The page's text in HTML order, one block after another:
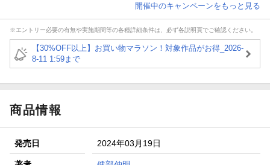
開催中のキャンペーンをもっと見る
※エントリー必要の有無や実施期間等の各種詳細条件は、必ず各説明頁でご確認ください。
【30%OFF以上】お買い物マラソン！対象作品がお得_2026-
8-11 1:59まで
商品情報
発売日 2024年03月19日